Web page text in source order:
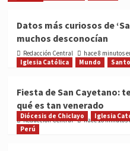
Datos más curiosos de
muchos desconocían
Redacción Central
hace 8 minutos
Iglesia Católica
Mundo
Fiesta de San Cayetano:
qué es tan venerado
Redacción Central hace 16 minutos
Diócesis de Chiclayo Iglesia
Perú